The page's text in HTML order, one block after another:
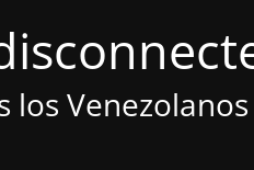
los Venezolanos